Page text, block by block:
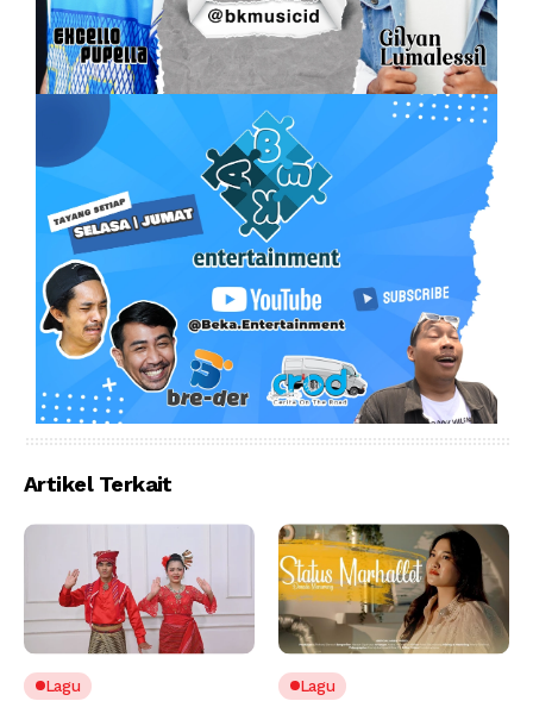
Artikel Terkait
Lagu Lagu